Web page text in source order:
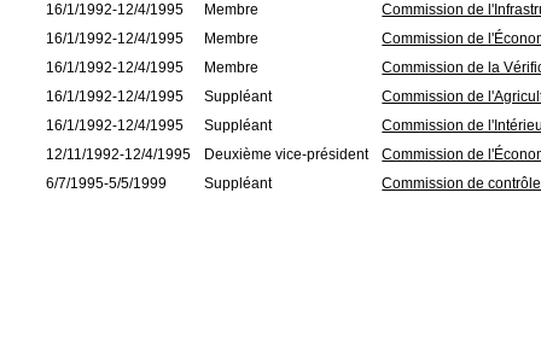
16/1/1992-12/4/1995
Membre
Commission de
16/1/1992-12/4/1995
Membre
Commission de
16/1/1992-12/4/1995
Membre
Commission de la
16/1/1992-12/4/1995
Suppléant
Commission de
16/1/1992-12/4/1995
Suppléant
Commission de
12/11/1992-12/4/1995
Deuxième vice-président
Commission de
6/7/1995-5/5/1999
Suppléant Commission de